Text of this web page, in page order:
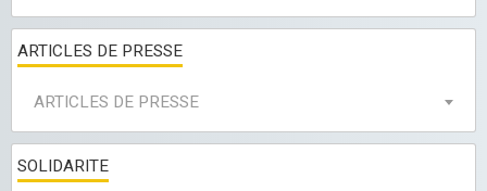
ARTICLES DE PRESSE
ARTICLES DE PRESSE
SOLIDARITE